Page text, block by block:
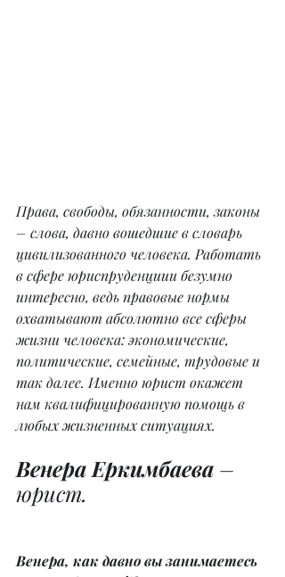
Права, свободы, обязанности, законы
– слова, давно вошедшие в словарь
цивилизованного человека. Работать
в сфере юриспруденциии безумно
интересно, ведь правовые нормы
охватывают абсолютно все сферы
жизни человека: экономические,
политические, семейные, трудовые и
так далее. Именно юрист окажет
нам квалифицированную помощь в
любых жизненных ситуациях.
Венера Еркимбаева –
юрист.
Венера, как давно вы занимаетесь